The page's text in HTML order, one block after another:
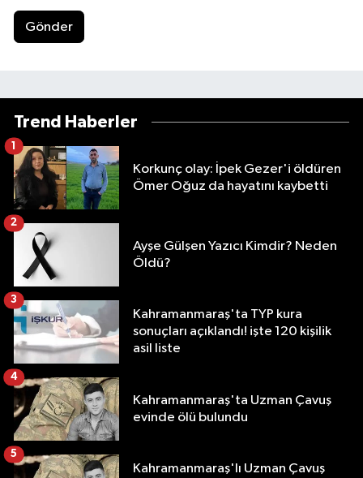
Gönder
Trend Haberler
Korkunç olay: İpek Gezer'i öldüren
Ömer Oğuz da hayatını kaybetti
1
Ayşe Gülşen Yazıcı Kimdir? Neden
Öldü?
2
Kahramanmaraş'ta TYP kura
sonuçları açıklandı! işte 120 kişilik
asil liste
3
Kahramanmaraş'ta Uzman Çavuş
evinde ölü bulundu
4
Kahramanmaraş'lı Uzman Çavuş
5